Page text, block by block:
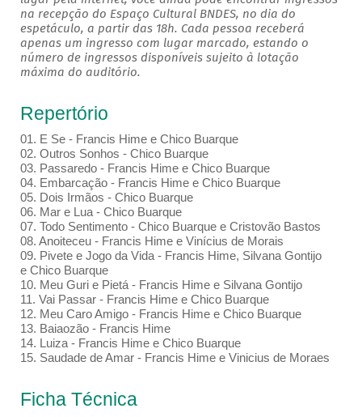
na recepção do Espaço Cultural BNDES, no dia do
espetáculo, a partir das 18h. Cada pessoa receberá
apenas um ingresso com lugar marcado, estando o
número de ingressos disponíveis sujeito à lotação
máxima do auditório.
Repertório
01. E Se - Francis Hime e Chico Buarque
02. Outros Sonhos - Chico Buarque
03. Passaredo - Francis Hime e Chico Buarque
04. Embarcação - Francis Hime e Chico Buarque
05. Dois Irmãos - Chico Buarque
06. Mar e Lua - Chico Buarque
07. Todo Sentimento - Chico Buarque e Cristovão Bastos
08. Anoiteceu - Francis Hime e Vinícius de Morais
09. Pivete e Jogo da Vida - Francis Hime, Silvana Gontijo
e Chico Buarque
10. Meu Guri e Pietá - Francis Hime e Silvana Gontijo
11. Vai Passar - Francis Hime e Chico Buarque
12. Meu Caro Amigo - Francis Hime e Chico Buarque
13. Baiaozão - Francis Hime
14. Luiza - Francis Hime e Chico Buarque
15. Saudade de Amar - Francis Hime e Vinicius de Moraes
Ficha Técnica